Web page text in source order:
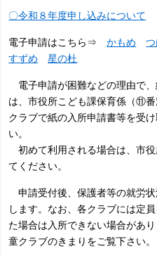
〇令和８年度申し込みについて
電子申請はこちら⇒かもめ
すずめ
星の杜
電子申請が困難などの理由で
は、市役所こども課保育係（⑪
クラブで紙の入所申請書等を受
い。
初めて利用される場合は、市
てください。
申請受付後、保護者等の就労
します。なお、各クラブには定
た場合は入所できない場合があ
童クラブのきまりをご覧下さい。